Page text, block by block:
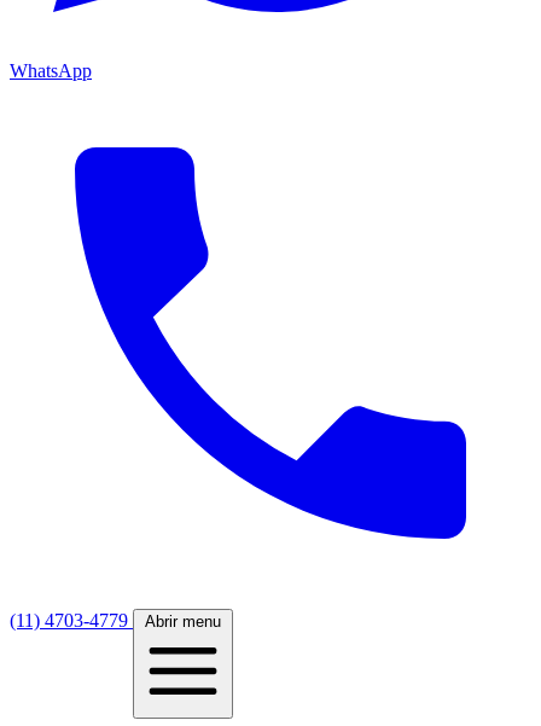
WhatsApp
(11) 4703-4779 Abrir menu